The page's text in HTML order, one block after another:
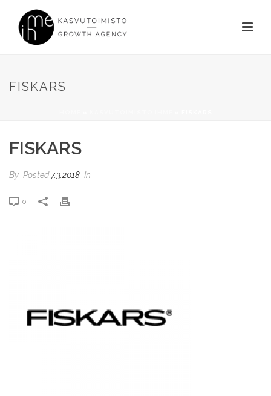
FISKARS
FISKARS
By Posted7.3.2018 In
0